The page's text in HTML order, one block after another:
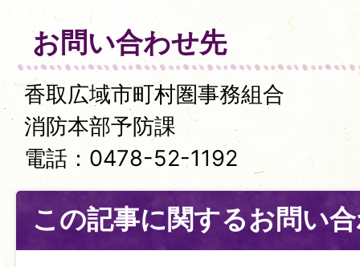
お問い合わせ先
香取広域市町村圏事務組合
消防本部予防課
電話：0478-52-1192
この記事に関するお問い